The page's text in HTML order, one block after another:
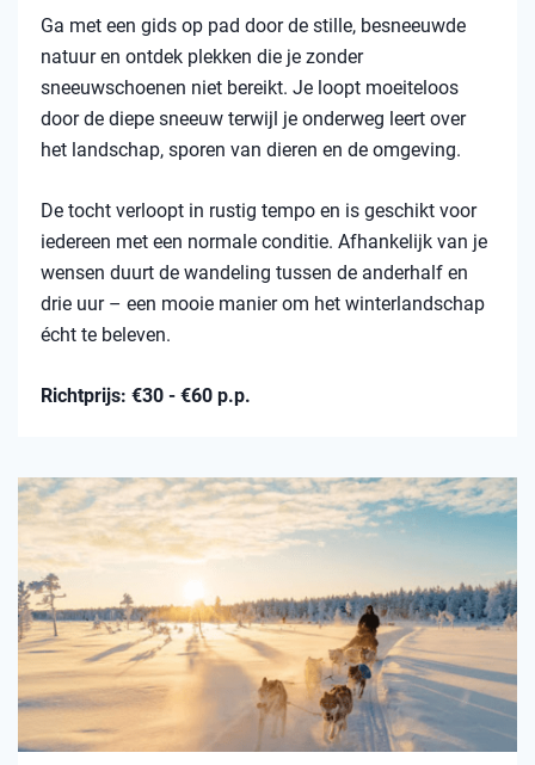
Ga met een gids op pad door de stille, besneeuwde
natuur en ontdek plekken die je zonder
sneeuwschoenen niet bereikt. Je loopt moeiteloos
door de diepe sneeuw terwijl je onderweg leert over
het landschap, sporen van dieren en de omgeving.
De tocht verloopt in rustig tempo en is geschikt voor
iedereen met een normale conditie. Afhankelijk van je
wensen duurt de wandeling tussen de anderhalf en
drie uur – een mooie manier om het winterlandschap
écht te beleven.
Richtprijs: €30 - €60 p.p.